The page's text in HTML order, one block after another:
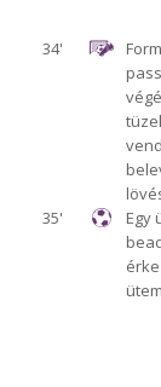
34'
35'
Egy